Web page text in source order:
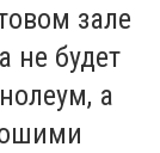
зале
не будет
а